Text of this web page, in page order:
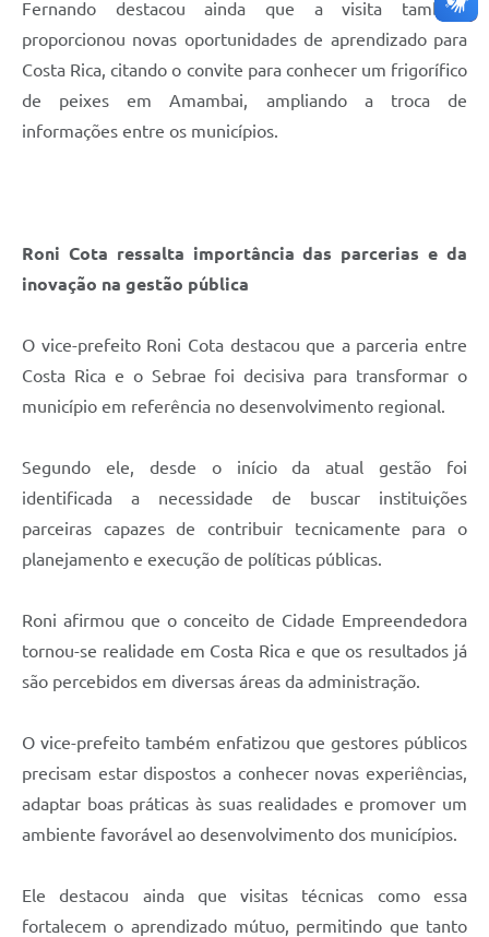
Fernando destacou ainda que a visita também
proporcionou novas oportunidades de aprendizado para
Costa Rica, citando o convite para conhecer um frigorífico
de peixes em Amambai, ampliando a troca de
informações entre os municípios.
Roni Cota ressalta importância das parcerias e da
inovação na gestão pública
O vice-prefeito Roni Cota destacou que a parceria entre
Costa Rica e o Sebrae foi decisiva para transformar o
município em referência no desenvolvimento regional.
Segundo ele, desde o início da atual gestão foi
identificada a necessidade de buscar instituições
parceiras capazes de contribuir tecnicamente para o
planejamento e execução de políticas públicas.
Roni afirmou que o conceito de Cidade Empreendedora
tornou-se realidade em Costa Rica e que os resultados já
são percebidos em diversas áreas da administração.
O vice-prefeito também enfatizou que gestores públicos
precisam estar dispostos a conhecer novas experiências,
adaptar boas práticas às suas realidades e promover um
ambiente favorável ao desenvolvimento dos municípios.
Ele destacou ainda que visitas técnicas como essa
fortalecem o aprendizado mútuo, permitindo que tanto